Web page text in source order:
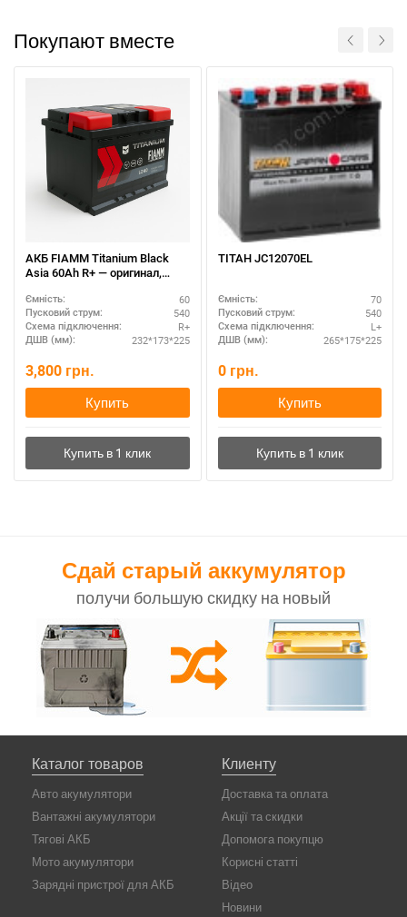
Покупают вместе
АКБ FIAMM Titanium Black
Asia 60Ah R+ — оригинал,
Ємність: 60
Пусковий струм: 540
Схема підключення: R+
ДШВ (мм): 232*173*225
3,800 грн.
Купить
ТІТАН JC12070EL
Ємність: 70
Пусковий струм: 540
Схема підключення: L+
ДШВ (мм): 265*175*225
0 грн.
Купить
Сдай старый аккумулятор
получи большую скидку на новый
Каталог товаров
Авто акумулятори
Вантажні акумулятори
Тягові АКБ
Мото акумулятори
Зарядні пристрої для АКБ
Клиенту
Доставка та оплата
Акції та скидки
Допомога покупцю
Корисні статті
Відео
Новини